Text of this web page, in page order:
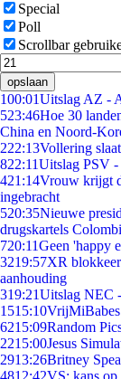
Special
Poll
Scrollbar
opslaan
100:01Uitslag AZ -
523:46Hoe 30
China en Noord-
222:13Vollering
822:11Uitslag PSV -
421:14Vrouw krijgt
ingebracht
520:35Nieuwe
drugskartels
720:11Geen 'happy
3219:57XR
aanhouding
319:21Uitslag NEC
1515:10
6215:09Random
2215:00Jesus
2913:26Britney
4812:42VS: kans op